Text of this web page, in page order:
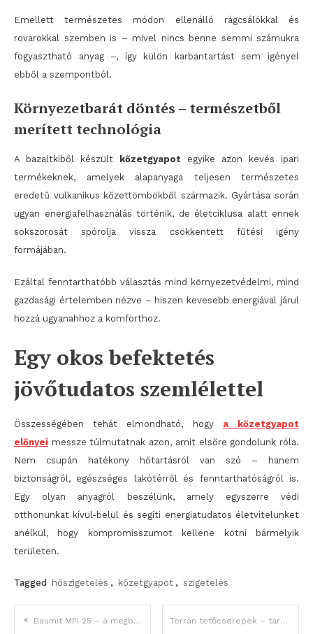
Emellett természetes módon ellenálló rágcsálókkal és
rovarokkal szemben is – mivel nincs benne semmi számukra
fogyasztható anyag –, így külön karbantartást sem igényel
ebből a szempontból.
Környezetbarát döntés – természetből
merített technológia
A bazaltkiből készült kőzetgyapot egyike azon kevés ipari
termékeknek, amelyek alapanyaga teljesen természetes
eredetű vulkanikus kőzettömbökből származik. Gyártása során
ugyan energiafelhasználás történik, de életciklusa alatt ennek
sokszorosát spórolja vissza csökkentett fűtési igény
formájában.
Ezáltal fenntarthatóbb választás mind környezetvédelmi, mind
gazdasági értelemben nézve – hiszen kevesebb energiával járul
hozzá ugyanahhoz a komforthoz.
Egy okos befektetés
jövőtudatos szemlélettel
Összességében tehát elmondható, hogy a kőzetgyapot
előnyei messze túlmutatnak azon, amit elsőre gondolunk róla.
Nem csupán hatékony hőtartásról van szó – hanem
biztonságról, egészséges lakótérről és fenntarthatóságról is.
Egy olyan anyagról beszélünk, amely egyszerre védi
otthonunkat kívül-belül és segíti energiatudatos életvitelünket
anélkül, hogy kompromisszumot kellene kötni bármelyik
területen.
Tagged hőszigetelés , kőzetgyapot , szigetelés
Bejegyzés
Baumit MPI 25 – a megbízható mész-cement gépi vakolat belső terekhez Terrán tetőcserepek – tartósság, design és innováció egyben